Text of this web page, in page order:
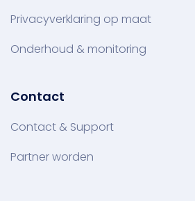
Privacyverklaring op maat
Onderhoud & monitoring
Contact
Contact & Support
Partner worden